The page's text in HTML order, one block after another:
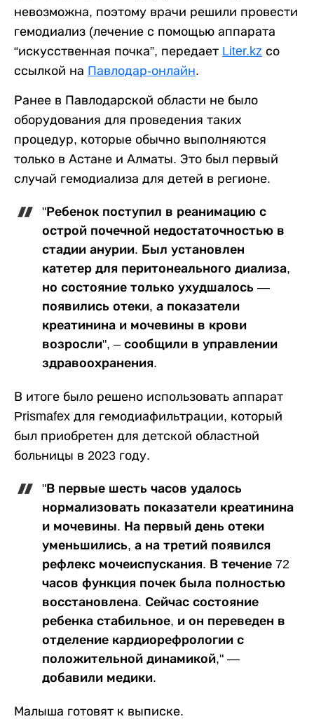
невозможна, поэтому врачи решили провести
гемодиализ (лечение с помощью аппарата
“искусственная почка”, передает Liter.kz со
ссылкой на Павлодар-онлайн.
Ранее в Павлодарской области не было
оборудования для проведения таких
процедур, которые обычно выполняются
только в Астане и Алматы. Это был первый
случай гемодиализа для детей в регионе.
"Ребенок поступил в реанимацию с
острой почечной недостаточностью в
стадии анурии. Был установлен
катетер для перитонеального диализа,
но состояние только ухудшалось —
появились отеки, а показатели
креатинина и мочевины в крови
возросли", – сообщили в управлении
здравоохранения.
В итоге было решено использовать аппарат
Prismafex для гемодиафильтрации, который
был приобретен для детской областной
больницы в 2023 году.
"В первые шесть часов удалось
нормализовать показатели креатинина
и мочевины. На первый день отеки
уменьшились, а на третий появился
рефлекс мочеиспускания. В течение 72
часов функция почек была полностью
восстановлена. Сейчас состояние
ребенка стабильное, и он переведен в
отделение кардиорефрологии с
положительной динамикой," —
добавили медики.
Малыша готовят к выписке.